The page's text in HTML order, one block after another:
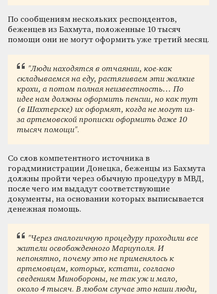
По сообщениям нескольких респондентов,
беженцев из Бахмута, положенные 10 тысяч
помощи они не могут оформить уже третий месяц.
"Люди находятся в отчаянии, кое-как
складываемся на еду, растягиваем эти жалкие
крохи, а потом полная неизвестность… По
идее нам должны оформить пенсии, но как тут
(в Шахтерске) их оформят, когда не могут из-
за артемовской прописки оформить даже 10
тысяч помощи".
Со слов компетентного источника в
горадминистрации Донецка, беженцы из Бахмута
должны пройти через обычную процедуру в МВД,
после чего им выдадут соответствующие
документы, на основании которых выписывается
денежная помощь.
"Через аналогичную процедуру проходили все
жители освобожденного Мариуполя. И
непонятно, почему это не применялось к
артемовцам, которых, кстати, согласно
сведениям Минобороны, не так уж и мало,
около 4 тысяч. В любом случае это наши люди,